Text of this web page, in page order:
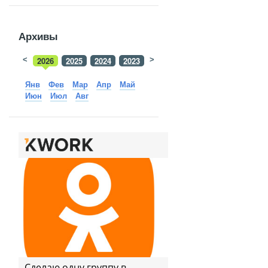
Архивы
2026 2025 2024 2023 2022
< >
Янв Фев Мар Апр
Май
Июн
Июл Авг